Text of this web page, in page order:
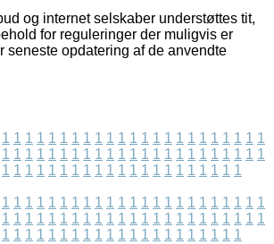
og internet selskaber understøttes tit,
for reguleringer der muligvis er
seneste opdatering af de anvendte
1 1 1 1 1 1 1 1 1 1 1 1 1 1 1 1 1 1 1 1 1 1 1
1 1 1 1 1 1 1 1 1 1 1 1 1 1 1 1 1 1 1 1 1 1 1
1 1 1 1 1 1 1 1 1 1 1 1 1 1 1 1 1 1 1 1 1
1 1 1 1 1 1 1 1 1 1 1 1 1 1 1 1 1 1 1 1 1 1 1
1 1 1 1 1 1 1 1 1 1 1 1 1 1 1 1 1 1 1 1 1 1 1
1 1 1 1 1 1 1 1 1 1 1 1 1 1 1 1 1 1 1 1 1